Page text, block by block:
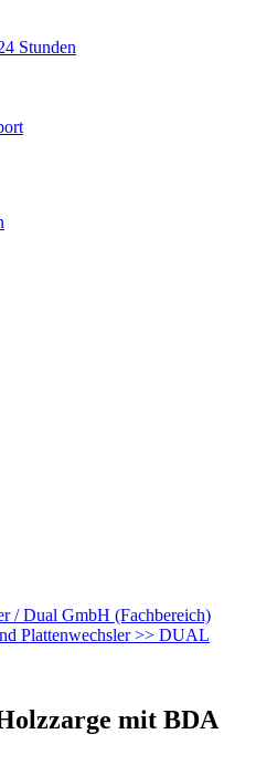
Stunden
/ Dual GmbH (Fachbereich)
Plattenwechsler >> DUAL
mit BDA